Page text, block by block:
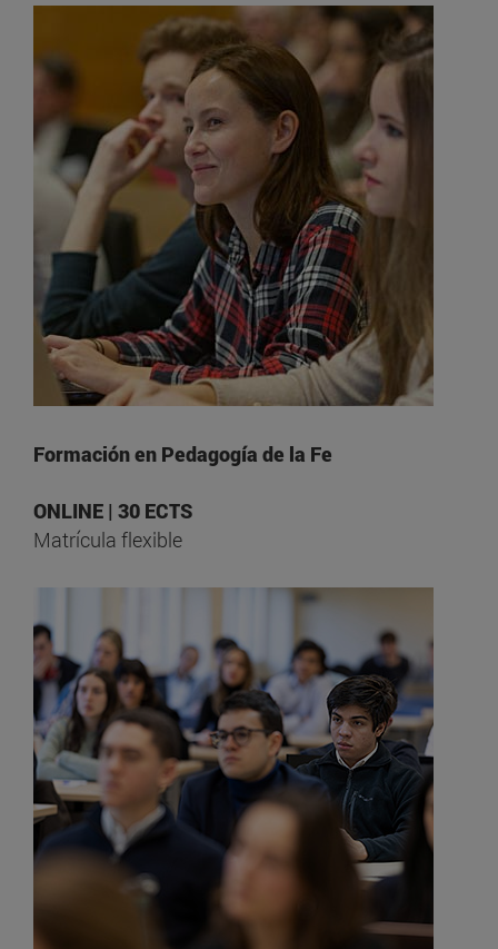
Formación en Pedagogía de la Fe
ONLINE | 30 ECTS
Matrícula flexible